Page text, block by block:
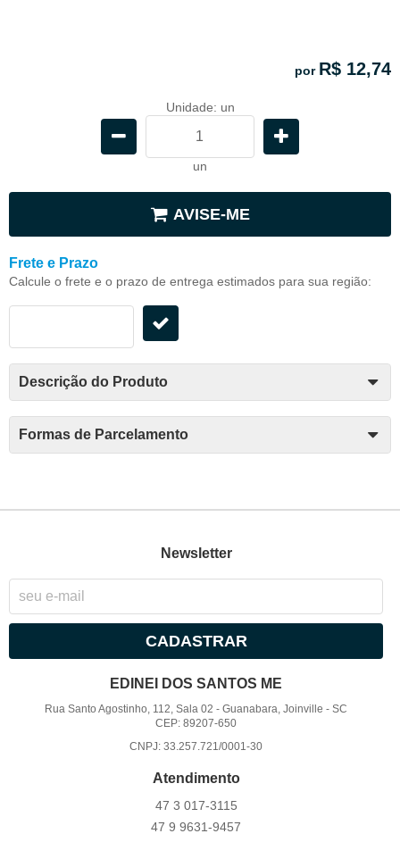
por R$ 12,74
Unidade: un
un
AVISE-ME
Frete e Prazo
Calcule o frete e o prazo de entrega estimados para sua região:
Descrição do Produto
Formas de Parcelamento
Newsletter
CADASTRAR
EDINEI DOS SANTOS ME
Rua Santo Agostinho, 112, Sala 02 -Guanabara, Joinville -SC
CEP: 89207-650
CNPJ: 33.257.721/0001-30
Atendimento
47 3 017-3115
47 9 9631-9457